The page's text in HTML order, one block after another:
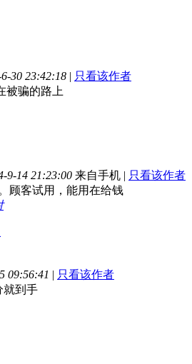
30 23:42:18 | 只看该作者
被骗的路上
9-14 21:23:00 来自手机 | 只看该作者
顾客试用，能用在给钱
09:56:41 | 只看该作者
就到手